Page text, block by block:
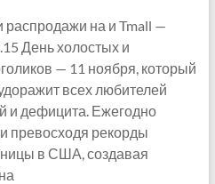
распродажи на и Tmall —
День холостых и
— 11 ноября, который
всех любителей
и дефицита. Ежегодно
превосходя рекорды
в США, создавая